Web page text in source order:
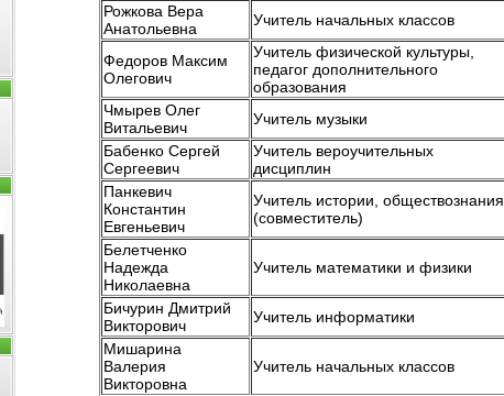
Рожкова Вера
Анатольевна
Учитель начальных классов
Федоров Максим
Олегович
Учитель физической культуры,
педагог дополнительного
образования
Чмырев Олег
Витальевич
Учитель музыки
Бабенко Сергей
Сергеевич
Учитель вероучительных
дисциплин
Панкевич
Константин
Евгеньевич
Учитель истории, обществознания
(совместитель)
Белетченко
Надежда
Николаевна
Учитель математики и физики
Бичурин Дмитрий
Викторович
Учитель информатики
Мишарина
Валерия
Викторовна
Учитель начальных классов